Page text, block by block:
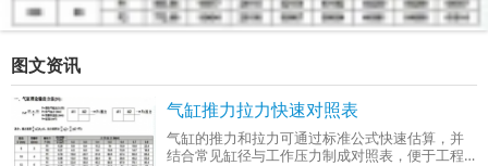
图文资讯
气缸推力拉力快速对照表
气缸的推力和拉力可通过标准公式快速估算，并
结合常见缸径与工作压力制成对照表，便于工程